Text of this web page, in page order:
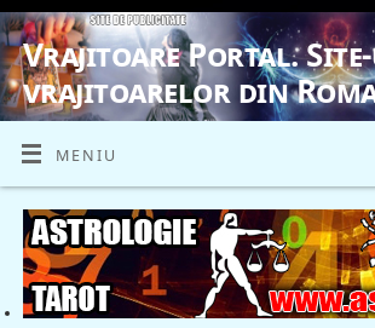
Vrajitoare Portal.
vrajitoarelor din
VRAJITOARE, VRAJITOARELE, VRAJITOARE
MENIU